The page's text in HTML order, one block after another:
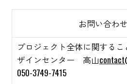
お問い合わ
プロジェクト全体に関するこ
ザインセンター 高山
050-3749-7415